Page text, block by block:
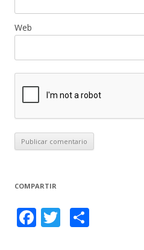
Web
COMPARTIR
F
ac
T
w